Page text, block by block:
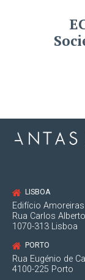
LISBOA
Edifício
Rua Carlos
1070-313 Lisboa
PORTO
Rua Eugénio de
4100-225 Porto